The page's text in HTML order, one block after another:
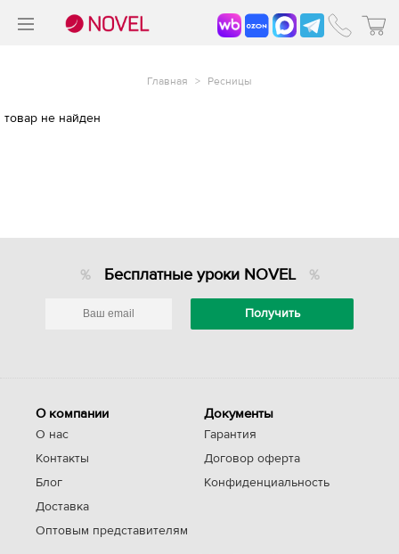
Главная > Ресницы
товар не найден
Бесплатные уроки NOVEL
О компании
О нас
Контакты
Блог
Доставка
Оптовым представителям
Документы
Гарантия
Договор оферта
Конфиденциальность